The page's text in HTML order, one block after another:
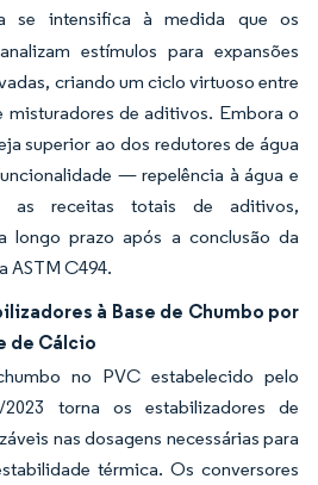
se intensifica à medida que os
estímulos para expansões
criando um ciclo virtuoso entre
misturadores de aditivos. Embora o
superior ao dos redutores de água
— repelência à água e
as receitas totais de aditivos,
longo prazo após a conclusão da
ASTM C494.
à Base de Chumbo por
de Cálcio
no PVC estabelecido pelo
2023 torna os estabilizadores de
nas dosagens necessárias para
térmica. Os conversores